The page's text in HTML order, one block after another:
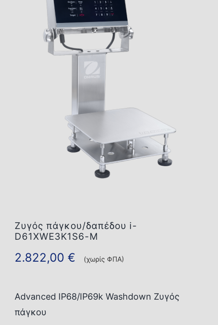
Επεξεργασία
Ζυγός πάγκου/δαπέδου i-
D61XWE3K1S6-M
2.822,00 € (χωρίς ΦΠΑ)
Advanced IP68/IP69k Washdown Ζυγός
πάγκου